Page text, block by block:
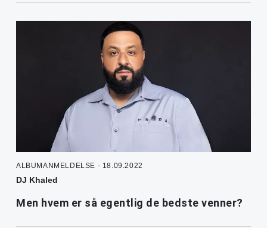
ALBUMANMELDELSE - 18.09.2022
DJ Khaled
Men hvem er så egentlig de bedste venner?